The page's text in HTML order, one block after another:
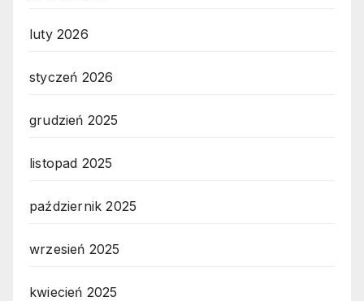
luty 2026
styczeń 2026
grudzień 2025
listopad 2025
październik 2025
wrzesień 2025
kwiecień 2025